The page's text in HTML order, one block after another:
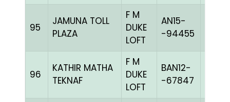
95
JAMUNA TOLL
PLAZA
F M
DUKE
LOFT
AN15-
-94455
96
KATHIR MATHA
TEKNAF
F M
DUKE
LOFT
BAN12-
-67847